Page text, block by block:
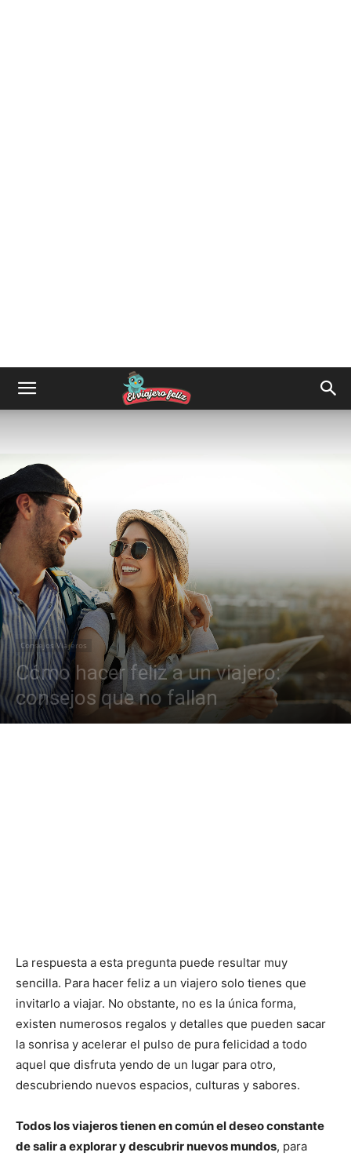
Consejos Viajeros
Cómo hacer feliz a un viajero:
consejos que no fallan
La respuesta a esta pregunta puede resultar muy
sencilla. Para hacer feliz a un viajero solo tienes que
invitarlo a viajar. No obstante, no es la única forma,
existen numerosos regalos y detalles que pueden sacar
la sonrisa y acelerar el pulso de pura felicidad a todo
aquel que disfruta yendo de un lugar para otro,
descubriendo nuevos espacios, culturas y sabores.
Todos los viajeros tienen en común el deseo constante
de salir a explorar y descubrir nuevos mundos, para